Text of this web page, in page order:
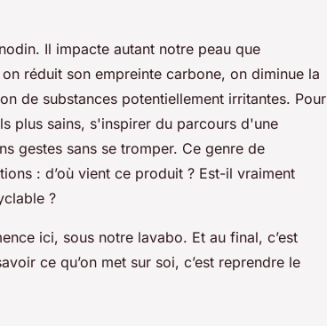
Il impacte autant notre peau que
réduit son empreinte carbone, on diminue la
de substances potentiellement irritantes. Pour
plus sains, s'inspirer du parcours d'une
gestes sans se tromper. Ce genre de
: d’où vient ce produit ? Est-il vraiment
?
ici, sous notre lavabo. Et au final, c’est
ce qu’on met sur soi, c’est reprendre le